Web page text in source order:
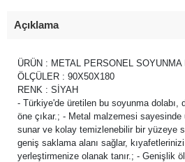
Açıklama
ÜRÜN : METAL PERSONEL
ÖLÇÜLER : 90X50X180
RENK : SİYAH
- Türkiye'de üretilen bu soyunma dolabı,
öne çıkar.; - Metal malzemesi sayesinde
sunar ve kolay temizlenebilir bir yüzeye
geniş saklama alanı sağlar,
yerleştirmenize olanak tanır.; - Genişlik